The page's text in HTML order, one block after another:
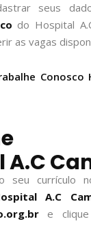
seus
do Hospital
as vagas
Conosco
A.C
seu currículo
A.C
e